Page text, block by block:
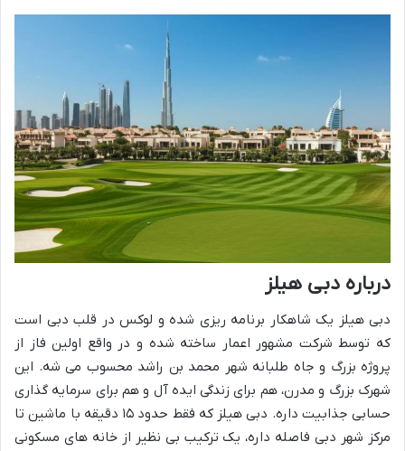
درباره دبی هیلز
دبی هیلز یک شاهکار برنامه ریزی شده و لوکس در قلب دبی است
که توسط شرکت مشهور اعمار ساخته شده و در واقع اولین فاز از
پروژه بزرگ و جاه طلبانه شهر محمد بن راشد محسوب می شه. این
شهرک بزرگ و مدرن، هم برای زندگی ایده آل و هم برای سرمایه گذاری
حسابی جذابیت داره. دبی هیلز که فقط حدود ۱۵ دقیقه با ماشین تا
مرکز شهر دبی فاصله داره، یک ترکیب بی نظیر از خانه های مسکونی